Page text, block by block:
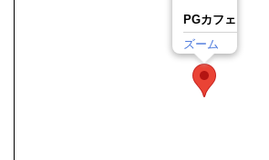
PGカフェ
ズーム